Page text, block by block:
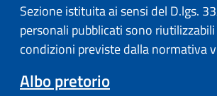
Sezione istituita ai sensi del D.lgs.
personali pubblicati sono
condizioni previste dalla normativa
Albo pretorio